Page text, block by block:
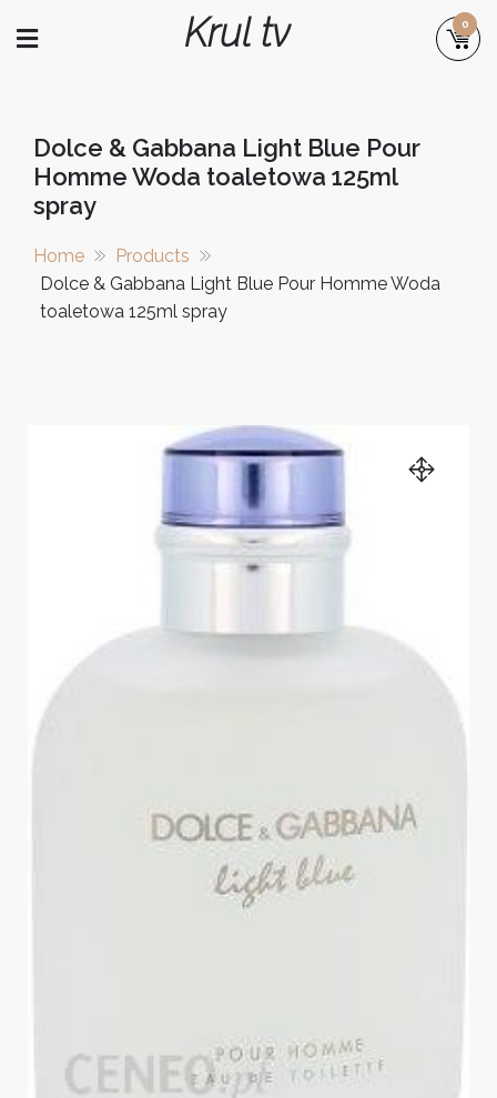
Krul tv 0
Dolce & Gabbana Light Blue Pour
Homme Woda toaletowa 125ml
spray
Home
Products
Dolce & Gabbana Light Blue Pour Homme Woda
toaletowa 125ml spray